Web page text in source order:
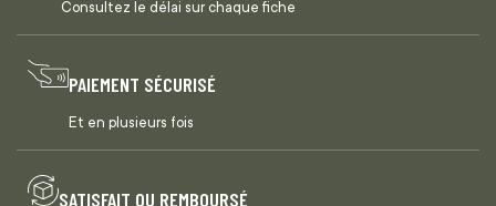
Consultez le délai sur chaque fiche
PAIEMENT SÉCURISÉ
Et en plusieurs fois
SATISFAIT OU REMBOURSÉ